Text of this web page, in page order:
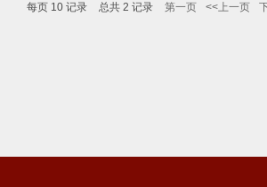
每页 10 记录 总共 2 记录 第一页 <<上一页